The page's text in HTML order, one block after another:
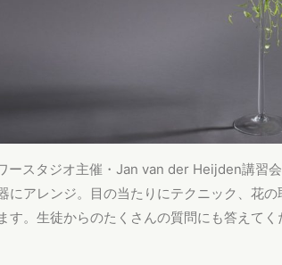
ースタジオ主催・Jan van der Heijden講習
にアレンジ。目の当たりにテクニック、花
す。生徒からのたくさんの質問にも答えてく